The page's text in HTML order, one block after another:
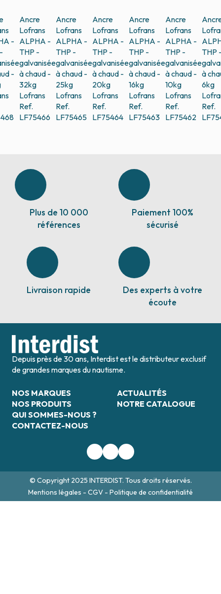
-
-
Ancre
Lofrans
ALPHA -
THP -
galvanisée
à chaud -
32kg
Lofrans
Ref.
LF75466
Ancre
Lofrans
ALPHA -
THP -
galvanisée
à chaud -
25kg
Lofrans
Ref.
LF75465
Ancre
Lofrans
ALPHA -
THP -
galvanisée
à chaud -
20kg
Lofrans
Ref.
LF75464
Ancre
Lofrans
ALPHA -
THP -
galvanisée
à chaud -
16kg
Lofrans
Ref.
LF75463
Ancre
Lofrans
ALPHA -
THP -
galvanisée
à chaud -
10kg
Lofrans
Ref.
LF75462
THP
à
6kg
Ref.
Plus de 10 000
références
Paiement 100%
sécurisé
Livraison rapide
Des experts à votre
écoute
Depuis près de 30 ans, Interdist est le distributeur exclusif
de grandes marques du nautisme.
NOS MARQUES
NOS PRODUITS
QUI SOMMES-NOUS ?
CONTACTEZ-NOUS
ACTUALITÉS
NOTRE CATALOGUE
© Copyright 2025 INTERDIST. Tous droits réservés.
Mentions légales - CGV - Politique de confidentialité